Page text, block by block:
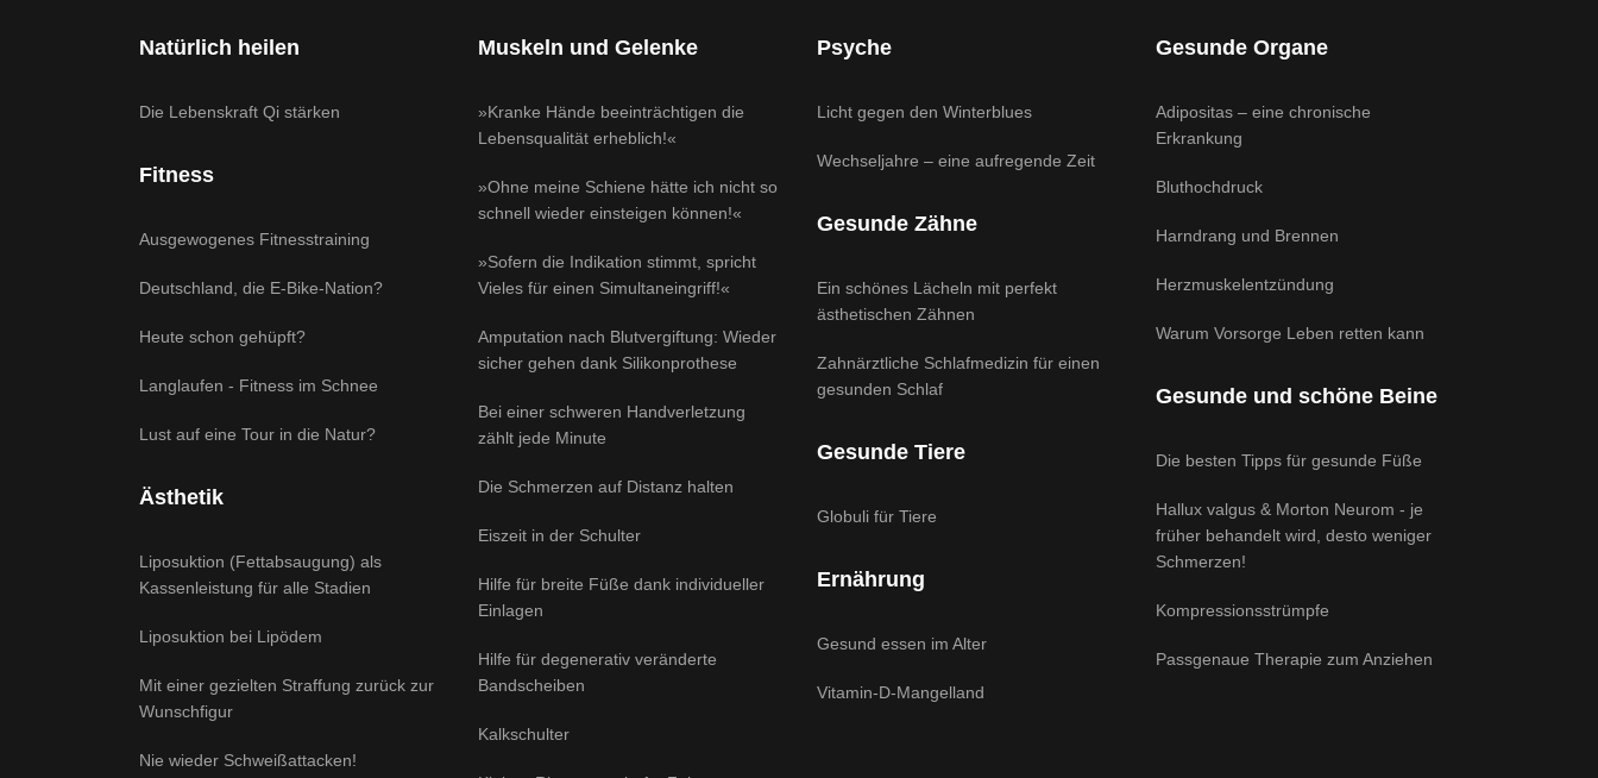
Natürlich heilen
Die Lebenskraft Qi stärken
Fitness
Ausgewogenes Fitnesstraining
Deutschland, die E-Bike-Nation?
Heute schon gehüpft?
Langlaufen - Fitness im Schnee
Lust auf eine Tour in die Natur?
Ästhetik
Liposuktion (Fettabsaugung) als
Kassenleistung für alle Stadien
Liposuktion bei Lipödem
Mit einer gezielten Straffung zurück zur
Wunschfigur
Nie wieder Schweißattacken!
Muskeln und Gelenke
»Kranke Hände beeinträchtigen die
Lebensqualität erheblich!«
»Ohne meine Schiene hätte ich nicht so
schnell wieder einsteigen können!«
»Sofern die Indikation stimmt, spricht
Vieles für einen Simultaneingriff!«
Amputation nach Blutvergiftung: Wieder
sicher gehen dank Silikonprothese
Bei einer schweren Handverletzung
zählt jede Minute
Die Schmerzen auf Distanz halten
Eiszeit in der Schulter
Hilfe für breite Füße dank individueller
Einlagen
Hilfe für degenerativ veränderte
Bandscheiben
Kalkschulter
Psyche
Licht gegen den Winterblues
Wechseljahre – eine aufregende Zeit
Gesunde Zähne
Ein schönes Lächeln mit perfekt
ästhetischen Zähnen
Zahnärztliche Schlafmedizin für einen
gesunden Schlaf
Gesunde Tiere
Globuli für Tiere
Ernährung
Gesund essen im Alter
Vitamin-D-Mangelland
Gesunde Organe
Adipositas – eine chronische
Erkrankung
Bluthochdruck
Harndrang und Brennen
Herzmuskelentzündung
Warum Vorsorge Leben retten kann
Gesunde und schöne Beine
Die besten Tipps für gesunde Füße
Hallux valgus & Morton Neurom - je
früher behandelt wird, desto weniger
Schmerzen!
Kompressionsstrümpfe
Passgenaue Therapie zum Anziehen